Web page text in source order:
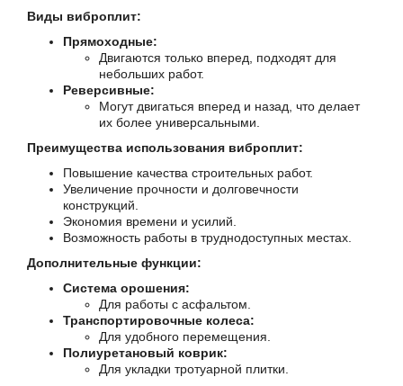
Виды виброплит:
Прямоходные:
Двигаются только вперед, подходят для
небольших работ.
Реверсивные:
Могут двигаться вперед и назад, что делает
их более универсальными.
Преимущества использования виброплит:
Повышение качества строительных работ.
Увеличение прочности и долговечности
конструкций.
Экономия времени и усилий.
Возможность работы в труднодоступных местах.
Дополнительные функции:
Система орошения:
Для работы с асфальтом.
Транспортировочные колеса:
Для удобного перемещения.
Полиуретановый коврик:
Для укладки тротуарной плитки.